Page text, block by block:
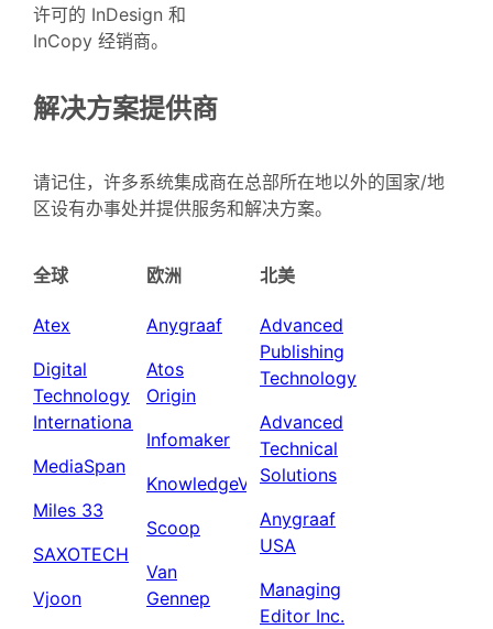
许可的 InDesign 和
InCopy 经销商。
解决方案提供商
请记住，许多系统集成商在总部所在地以外的国家/地
区设有办事处并提供服务和解决方案。
全球
Atex
Digital
Technology
International
MediaSpan
Miles 33
SAXOTECH
Vjoon
欧洲
Anygraaf
Atos
Origin
Infomaker
KnowledgeView
Scoop
Van
Gennep
北美
Advanced
Publishing
Technology
Advanced
Technical
Solutions
Anygraaf
USA
Managing
Editor Inc.